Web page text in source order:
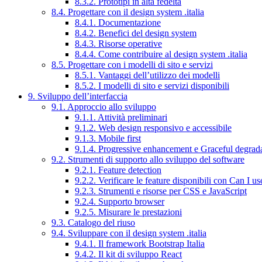
8.4. Progettare con il design system .italia
8.4.1. Documentazione
8.4.2. Benefici del design system
8.4.3. Risorse operative
8.4.4. Come contribuire al design system .italia
8.5. Progettare con i modelli di sito e servizi
8.5.1. Vantaggi dell’utilizzo dei modelli
8.5.2. I modelli di sito e servizi disponibili
9. Sviluppo dell’interfaccia
9.1. Approccio allo sviluppo
9.1.1. Attività preliminari
9.1.2. Web design responsivo e accessibile
9.1.3. Mobile first
9.1.4. Progressive enhancement e Graceful
9.2. Strumenti di supporto allo sviluppo del software
9.2.1. Feature detection
9.2.2. Verificare le feature disponibili con Can I
9.2.3. Strumenti e risorse per CSS e JavaScript
9.2.4. Supporto browser
9.2.5. Misurare le prestazioni
9.3. Catalogo del riuso
9.4. Sviluppare con il design system .italia
9.4.1. Il framework Bootstrap Italia
9.4.2. Il kit di sviluppo React